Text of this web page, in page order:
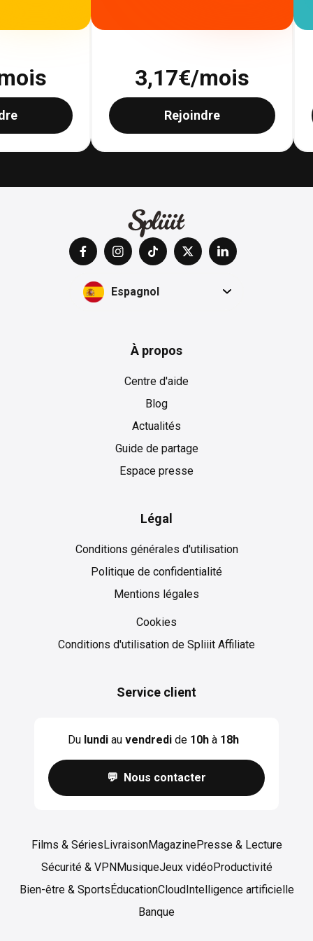
3,17€/mois
Rejoindre
Espagnol
À propos
Centre d'aide
Blog
Actualités
Guide de partage
Espace presse
Légal
Conditions générales d'utilisation
Politique de confidentialité
Mentions légales
Cookies
Conditions d'utilisation de Spliiit Affiliate
Service client
Du lundiau vendredide 10hà 18h
💬 Nous contacter
Films & SériesLivraisonMagazinePresse & Lecture
Sécurité & VPNMusiqueJeux vidéoProductivité
Bien-être & SportsÉducationCloudIntelligence artificielle
Banque